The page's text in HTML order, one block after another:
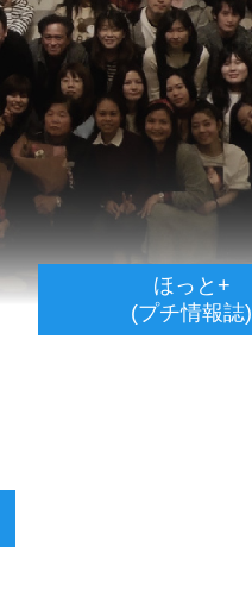
ほっと+
(プチ情報誌)